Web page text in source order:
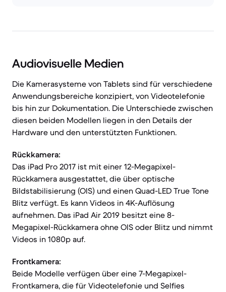
Audiovisuelle Medien
Die Kamerasysteme von Tablets sind für verschiedene
Anwendungsbereiche konzipiert, von Videotelefonie
bis hin zur Dokumentation. Die Unterschiede zwischen
diesen beiden Modellen liegen in den Details der
Hardware und den unterstützten Funktionen.
Rückkamera:
Das iPad Pro 2017 ist mit einer 12-Megapixel-
Rückkamera ausgestattet, die über optische
Bildstabilisierung (OIS) und einen Quad-LED True Tone
Blitz verfügt. Es kann Videos in 4K-Auflösung
aufnehmen. Das iPad Air 2019 besitzt eine 8-
Megapixel-Rückkamera ohne OIS oder Blitz und nimmt
Videos in 1080p auf.
Frontkamera:
Beide Modelle verfügen über eine 7-Megapixel-
Frontkamera, die für Videotelefonie und Selfies